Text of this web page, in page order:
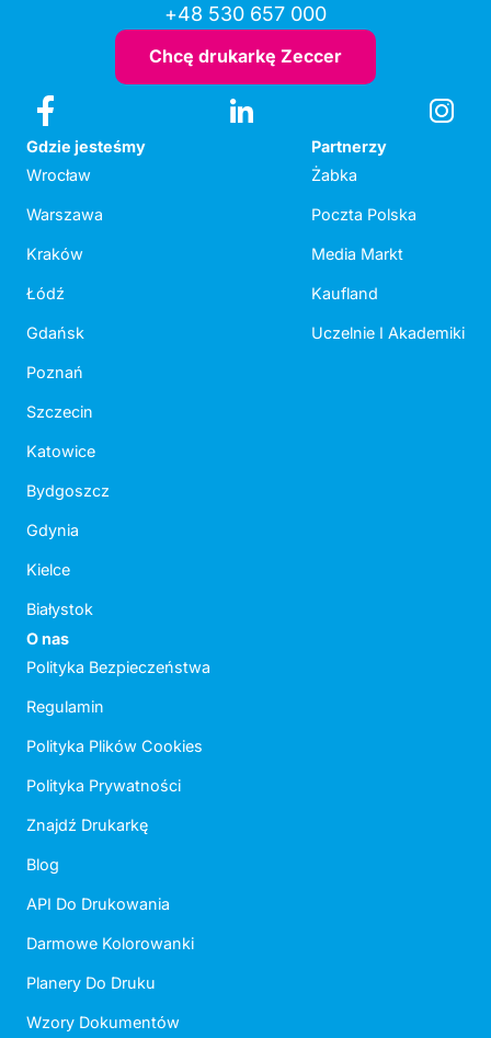
+48 530 657 000
Chcę drukarkę Zeccer
Gdzie jesteśmy
Wrocław
Warszawa
Kraków
Łódź
Gdańsk
Poznań
Szczecin
Katowice
Bydgoszcz
Gdynia
Kielce
Białystok
Partnerzy
Żabka
Poczta Polska
Media Markt
Kaufland
Uczelnie I Akademiki
O nas
Polityka Bezpieczeństwa
Regulamin
Polityka Plików Cookies
Polityka Prywatności
Znajdź Drukarkę
Blog
API Do Drukowania
Darmowe Kolorowanki
Planery Do Druku
Wzory Dokumentów